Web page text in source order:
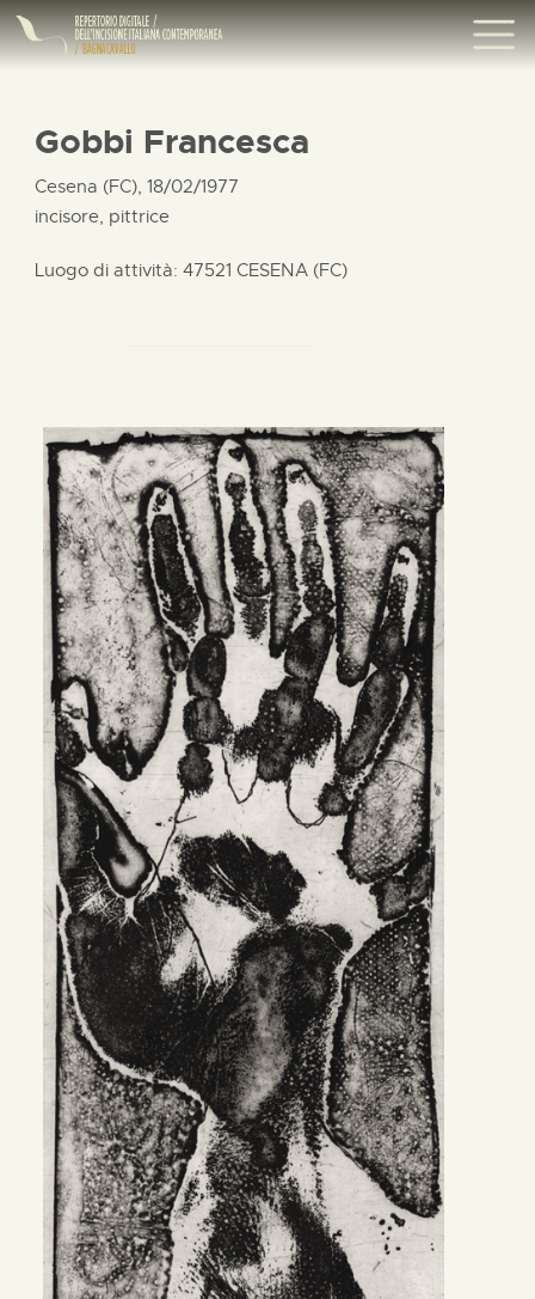
Gobbi Francesca
Cesena (FC), 18/02/1977
incisore, pittrice
Luogo di attività: 47521 CESENA (FC)